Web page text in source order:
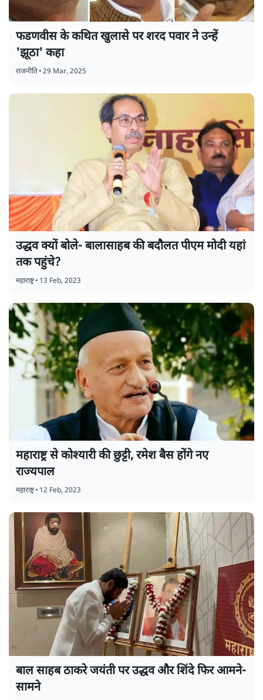
फडणवीस के कथित खुलासे पर शरद पवार ने उन्हें
'झूठा' कहा
राजनीति•29 Mar, 2025
उद्धव क्यों बोले- बालासाहब की बदौलत पीएम मोदी यहां
तक पहुंचे?
महाराष्ट्र• 13 Feb, 2023
महाराष्ट्र से कोश्यारी की छुट्टी, रमेश बैस होंगे नए
राज्यपाल
महाराष्ट्र• 12 Feb, 2023
बाल साहब ठाकरे जयंती पर उद्धव और शिंदे फिर आमने-
सामने